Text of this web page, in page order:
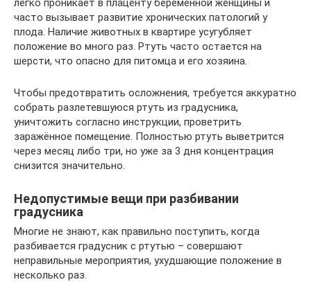
часто вызывает развитие хронических патологий у
плода. Наличие животных в квартире усугубляет
положение во много раз. Ртуть часто остается на
шерсти, что опасно для питомца и его хозяина.
Чтобы предотвратить осложнения, требуется аккуратно
собрать разлетевшуюся ртуть из градусника,
уничтожить согласно инструкции, проветрить
заражённое помещение. Полностью ртуть выветрится
через месяц либо три, но уже за 3 дня концентрация
снизится значительно.
Недопустимые вещи при разбивании
градусника
Многие не знают, как правильно поступить, когда
разбивается градусник с ртутью – совершают
неправильные мероприятия, ухудшающие положение в
несколько раз.